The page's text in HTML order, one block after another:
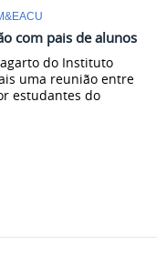
com pais de alunos
do Instituto
uma reunião entre
estudantes do